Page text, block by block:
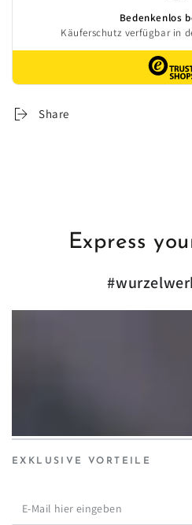
Share
Express
EXKLUSIVE VORTEILE
E-